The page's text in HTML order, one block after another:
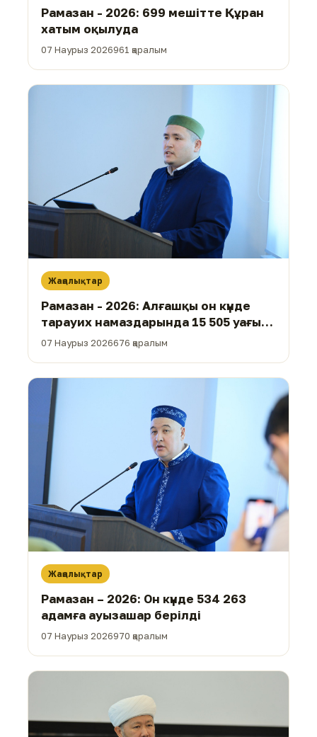
Рамазан - 2026: 699 мешітте Құран
хатым оқылуда
07 Наурыз 2026961 қаралым
Жаңалықтар
Рамазан - 2026: Алғашқы он күнде
тарауих намаздарында 15 505 уағыз-
насихат айтылды
07 Наурыз 2026676 қаралым
Жаңалықтар
Рамазан – 2026: Он күнде 534 263
адамға ауызашар берілді
07 Наурыз 2026970 қаралым